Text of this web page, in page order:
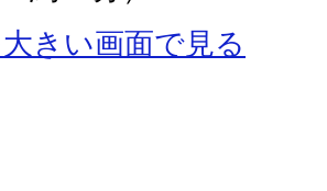
きい画面で見る